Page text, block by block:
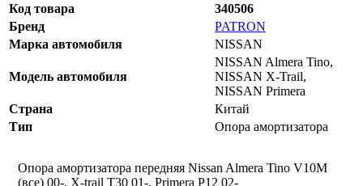
Код товара
340506
Бренд
PATRON
Марка автомобиля
NISSAN
Модель автомобиля
NISSAN Almera Tino,
NISSAN X-Trail,
NISSAN Primera
Страна
Китай
Тип
Опора амортизатора
Опора амортизатора передняя Nissan Almera Tino V10M
(все) 00-, X-trail T30 01-, Primera P12 02-